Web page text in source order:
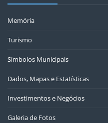
Memória
Turismo
Símbolos Municipais
Dados, Mapas e Estatísticas
Investimentos e Negócios
Galeria de Fotos